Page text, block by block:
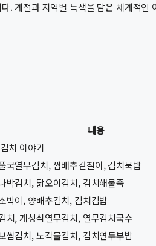
계절과 지역별 특색을 담은 체계적
내용
치 이야기
국열무김치, 쌈배추겉절이, 김치묵밥
박김치, 닭오이김치, 김치해물죽
박이, 양배추김치, 김치김밥
치, 개성식열무김치, 열무김치국수
쌈김치, 노각물김치, 김치연두부밥